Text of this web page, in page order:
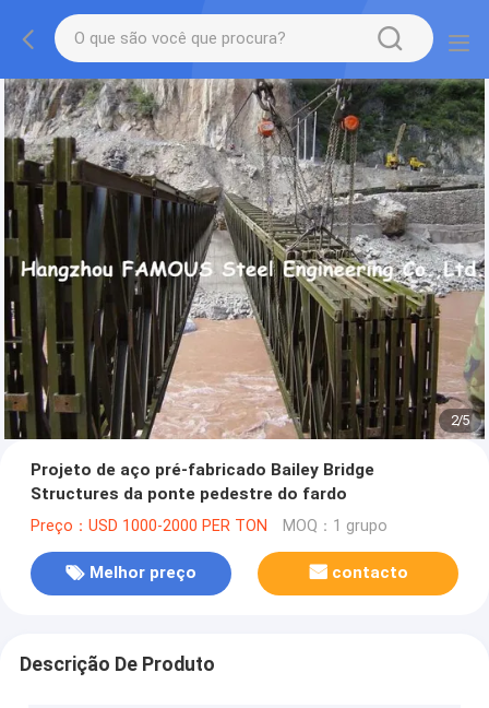
2/5
Projeto de aço pré-fabricado Bailey Bridge
Structures da ponte pedestre do fardo
Preço：USD 1000-2000 PER TON MOQ：1 grupo
Melhor preço contacto
Descrição De Produto